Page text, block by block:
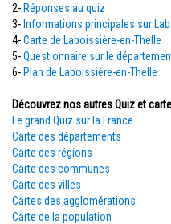
2- Réponses au quiz
3- Informations principales sur
4-Carte de Laboissière-en-Thelle
5-Questionnaire sur le
6- Plan de Laboissière-en-Thelle
Découvrez nos autres Quiz et
Le grand Quiz sur la France
Carte des départements
Carte des régions
Carte des communes
Carte des villes
Cartes des agglomérations
Carte de la population